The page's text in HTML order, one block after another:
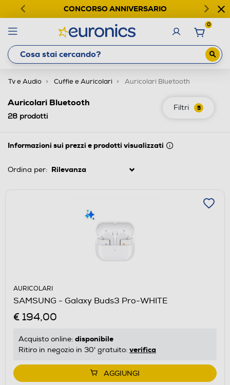
CONCORSO ANNIVERSARIO
0
Tv e Audio Cuffie e Auricolari Auricolari Bluetooth
Filtri 5
Auricolari Bluetooth
28 prodotti
Informazioni sui prezzi e prodotti visualizzati
Ordina per:
AURICOLARI
SAMSUNG - Galaxy Buds3 Pro-WHITE
€ 194,00
Acquisto online: disponibile
Ritiro in negozio in 30' gratuito: verifica
AGGIUNGI